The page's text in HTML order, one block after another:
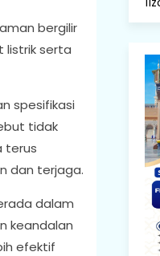
bergilir
listrik serta
spesifikasi
tidak
terus
dan terjaga.
dalam
keandalan
efektif